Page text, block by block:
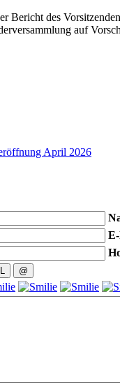
Bericht des
auf
April 2026